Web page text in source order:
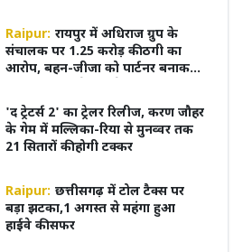
Raipur: रायपुर में अधिराज ग्रुप के
संचालक पर 1.25 करोड़ की ठगी का
आरोप, बहन-जीजा को पार्टनर बनाकर
'द ट्रेटर्स 2' का ट्रेलर रिलीज, करण जौहर
के गेम में मल्लिका-रिया से मुनव्वर तक
21 सितारों की होगी टक्कर
Raipur: छत्तीसगढ़ में टोल टैक्स पर
बड़ा झटका,1 अगस्त से महंगा हुआ
हाईवे की सफर